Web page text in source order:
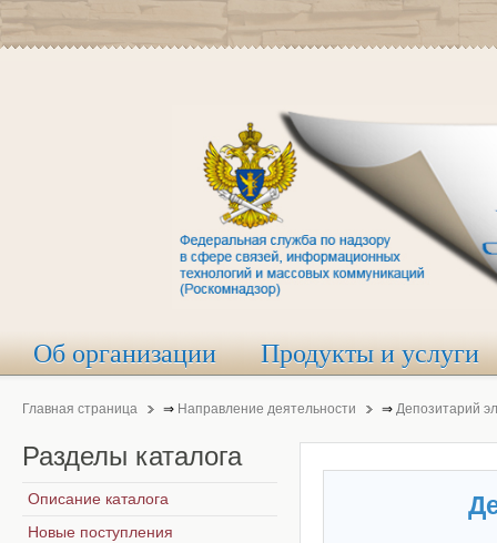
Об организации Продукты и услуги
Главная страница ⇒ Направление деятельности ⇒ Депозитарий
Разделы каталога
Описание каталога
Новые поступления